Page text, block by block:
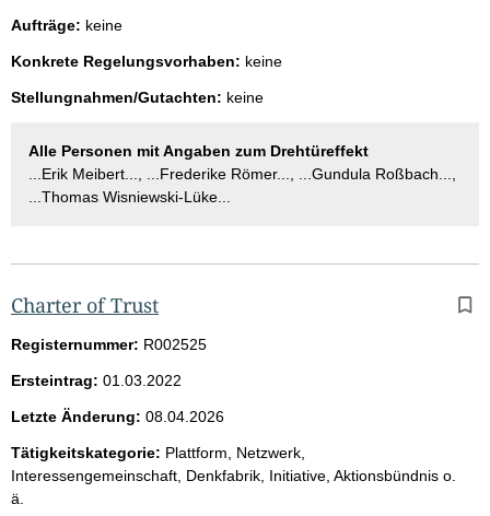
Aufträge: keine
Konkrete Regelungsvorhaben: keine
Stellungnahmen/Gutachten: keine
Alle Personen mit Angaben zum Drehtüreffekt
...Erik Meibert..., ...Frederike Römer..., ...Gundula Roßbach...,
...Thomas Wisniewski-Lüke...
Charter of Trust
Registernummer: R002525
Ersteintrag: 01.03.2022
Letzte Änderung: 08.04.2026
Tätigkeitskategorie: Plattform, Netzwerk,
Interessengemeinschaft, Denkfabrik, Initiative, Aktionsbündnis o.
ä.